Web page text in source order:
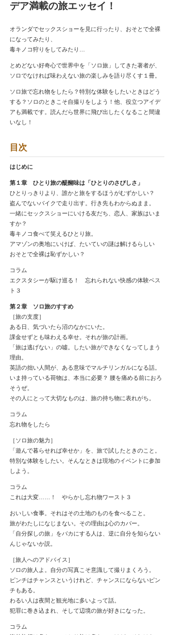
デア満載の旅エッセイ！
オランダでセックスショーを見に行ったり、おそとで全裸
になってみたり、
毒キノコ狩りをしてみたり…
とめどない好奇心で世界中を「ソロ旅」してきた著者が、
ソロでなければ味わえない旅の楽しみを語り尽くす１冊。
ソロ旅で忘れ物をしたら？特別な体験をしたいときはどう
する？ソロのときこそ自撮りをしよう！他、役立つアイデ
アも満載です。読んだら世界に飛び出したくなること間違
いなし！
目次
はじめに
第１章 ひとり旅の醍醐味は「ひとりのさびしさ」
ひとりっきりより、誰かと旅をするほうがむずかしい？
盗んでないバイクで走り出す。行き先もわからぬまま。
一緒にセックスショーにいける友だち、恋人、家族はいま
すか？
毒キノコ食べて笑えるひとり旅。
アマゾンの奥地にいけば、たいていの謎は解けるらしい
おそとで全裸は恥ずかしい？
コラム
エクスタシーが駆け巡る！ 忘れられない快感の体験ベス
ト３
第２章 ソロ旅のすすめ
［旅の支度］
ある日、気づいたら沼のなかにいた。
課金せずとも味わえる幸せ。それが旅の計画。
「旅は逃げない」の噓。したい旅ができなくなってしまう
理由。
英語の拙い人間が、ある意味でマルチリンガルになる話。
いま持っている荷物は、本当に必要？ 腰を痛める前におろ
そうぜ。
その人にとって大切なものは、旅の持ち物に表れがち。
コラム
忘れ物をしたら
［ソロ旅の魅力］
「遊んで暮らせれば幸せか」を、旅で試したときのこと。
特別な体験をしたい。そんなときは現地のイベントに参加
しよう。
コラム
これは大変……！ やらかし忘れ物ワースト３
おいしい食事。それはその土地のものを食べること。
旅がわたしになじまない。その理由は心のカバー。
「自分探しの旅」をバカにする人は、逆に自分を知らない
んじゃないか説。
［旅人へのアドバイス］
ソロの旅人よ。自分の写真こそ意識して撮りまくろう。
ピンチはチャンスというけれど、チャンスにならないピン
チもある。
わるい人は夜間と観光地に多いよって話。
犯罪に巻き込まれ、そして辺境の旅が好きになった。
コラム